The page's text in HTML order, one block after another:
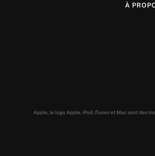
À
Apple, le logo Apple, iPod, iTunes et Mac sont des